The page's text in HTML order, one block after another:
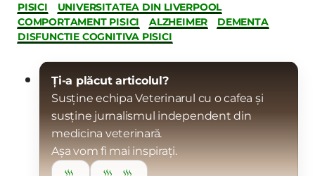
PISICI
UNIVERSITATEA DIN LIVERPOOL
COMPORTAMENT PISICI
ALZHEIMER
DEMENTA
DISFUNCTIE COGNITIVA PISICI
Ți-a plăcut articolul?
Susține echipa Veterinarul cu o cafea și
susține jurnalismul independent din
medicina veterinară.
Așa vom fi mai inspirați.